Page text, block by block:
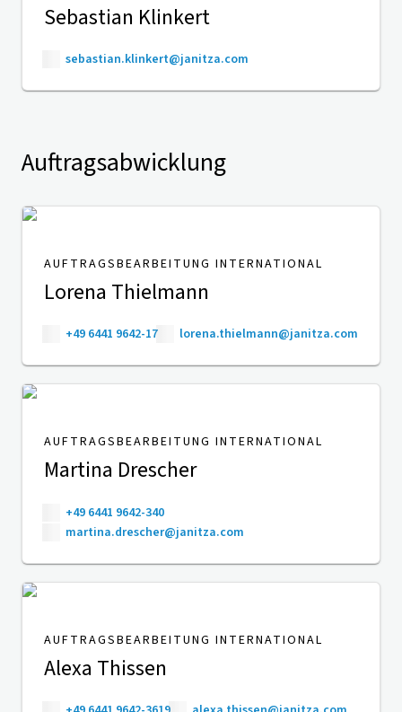
Sebastian Klinkert
sebastian.klinkert@janitza.com
Auftragsabwicklung
AUFTRAGSBEARBEITUNG INTERNATIONAL
Lorena Thielmann
+49 6441 9642-17 lorena.thielmann@janitza.com
AUFTRAGSBEARBEITUNG INTERNATIONAL
Martina Drescher
+49 6441 9642-340
martina.drescher@janitza.com
AUFTRAGSBEARBEITUNG INTERNATIONAL
Alexa Thissen